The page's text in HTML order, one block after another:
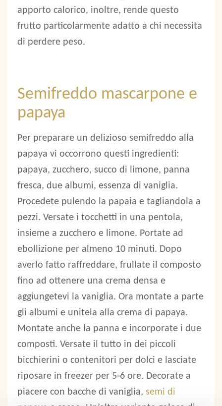
apporto calorico, inoltre, rende questo
frutto particolarmente adatto a chi necessita
di perdere peso.
Semifreddo mascarpone e
papaya
Per preparare un delizioso semifreddo alla
papaya vi occorrono questi ingredienti:
papaya, zucchero, succo di limone, panna
fresca, due albumi, essenza di vaniglia.
Procedete pulendo la papaia e tagliandola a
pezzi. Versate i tocchetti in una pentola,
insieme a zucchero e limone. Portate ad
ebollizione per almeno 10 minuti. Dopo
averlo fatto raffreddare, frullate il composto
fino ad ottenere una crema densa e
aggiungetevi la vaniglia. Ora montate a parte
gli albumi e unitela alla crema di papaya.
Montate anche la panna e incorporate i due
composti. Versate il tutto in dei piccoli
bicchierini o contenitori per dolci e lasciate
riposare in freezer per 5-6 ore. Decorate a
piacere con bacche di vaniglia, semi di